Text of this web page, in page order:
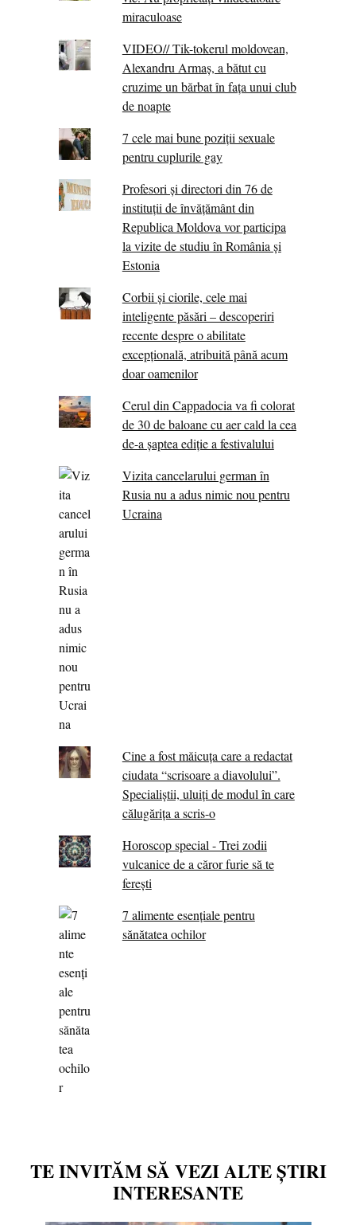
miraculoase
VIDEO// Tik-tokerul moldovean,
Alexandru Armaș, a bătut cu
cruzime un bărbat în fața unui club
de noapte
7 cele mai bune poziții sexuale
pentru cuplurile gay
Profesori și directori din 76 de
instituții de învățământ din
Republica Moldova vor participa
la vizite de studiu în România și
Estonia
Corbii şi ciorile, cele mai
inteligente păsări – descoperiri
recente despre o abilitate
excepţională, atribuită până acum
doar oamenilor
Cerul din Cappadocia va fi colorat
de 30 de baloane cu aer cald la cea
de-a șaptea ediție a festivalului
Vizita cancelarului german în
Rusia nu a adus nimic nou pentru
Ucraina
Cine a fost măicuţa care a redactat
ciudata “scrisoare a diavolului”.
Specialiştii, uluiţi de modul în care
călugărița a scris-o
Horoscop special - Trei zodii
vulcanice de a căror furie să te
ferești
7 alimente esenţiale pentru
sănătatea ochilor
TE INVITĂM SĂ VEZI ALTE ȘTIRI
INTERESANTE